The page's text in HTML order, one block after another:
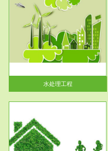
水处理工程
服务范围
园区环保管家
2016 年 4 月，环保部下发《关
于积极发挥环境保护作用促进供
给侧结...
服务范围